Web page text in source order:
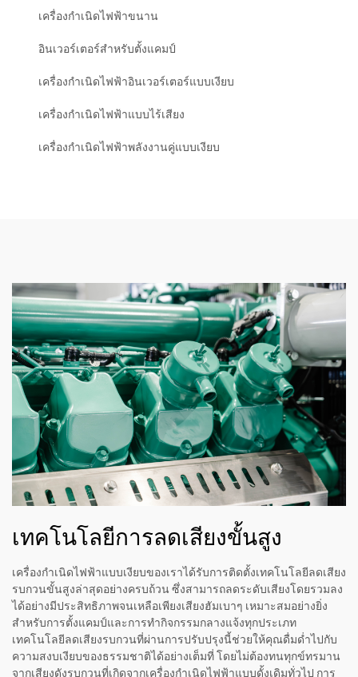
เครื่องกำเนิดไฟฟ้าขนาน
อินเวอร์เตอร์สำหรับตั้งแคมป์
เครื่องกำเนิดไฟฟ้าอินเวอร์เตอร์แบบเงียบ
เครื่องกำเนิดไฟฟ้าแบบไร้เสียง
เครื่องกำเนิดไฟฟ้าพลังงานคู่แบบเงียบ
เทคโนโลยีการลดเสียงขั้นสูง
เครื่องกำเนิดไฟฟ้าแบบเงียบของเราได้รับการติดตั้งเทคโนโลยีลดเสียง
รบกวนขั้นสูงล่าสุดอย่างครบถ้วน ซึ่งสามารถลดระดับเสียงโดยรวมลง
ได้อย่างมีประสิทธิภาพจนเหลือเพียงเสียงฮัมเบาๆ เหมาะสมอย่างยิ่ง
สำหรับการตั้งแคมป์และการทำกิจกรรมกลางแจ้งทุกประเภท
เทคโนโลยีลดเสียงรบกวนที่ผ่านการปรับปรุงนี้ช่วยให้คุณดื่มด่ำไปกับ
ความสงบเงียบของธรรมชาติได้อย่างเต็มที่ โดยไม่ต้องทนทุกข์ทรมาน
จากเสียงดังรบกวนที่เกิดจากเครื่องกำเนิดไฟฟ้าแบบดั้งเดิมทั่วไป การ